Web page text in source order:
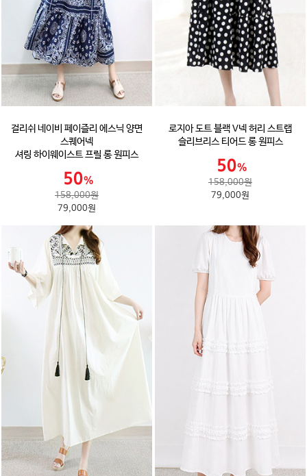
걸리쉬 네이비 페이즐리 에스닉 양면
스퀘어넥
셔링 하이웨이스트 프릴 롱 원피스
158,000원
79,000원
로지아 도트 블랙 V넥 허리 스트랩
슬리브리스 티어드 롱 원피스
158,000원
79,000원